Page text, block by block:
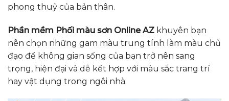
phong thuỷ của bản thân.
Phần mềm Phối màu sơn Online AZ khuyên bạn
nên chọn những gam màu trung tính làm màu chủ
đạo để không gian sống của bạn trở nên sang
trọng, hiện đại và dễ kết hợp với màu sắc trang trí
hay vật dụng trong ngôi nhà.